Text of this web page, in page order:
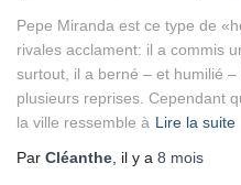
Pepe Miranda est ce type de
rivales acclament: il a commis
surtout, il a berné – et humilié
plusieurs reprises. Cependant
la ville ressemble à Lire la suite
Par Cléanthe, il y a 8 mois